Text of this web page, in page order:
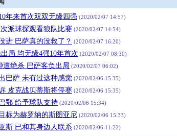
年来首次双双无缘四强 (2020/02/07 14:57)
派球探观看狼队比赛 (2020/02/07 14:54)
进 巴萨真的没救了？ (2020/02/07 16:20)
局 均无缘4强10年首次 (2020/02/07 08:30)
遭绝杀 巴萨客负出局 (2020/02/07 06:02)
巴萨 未有过这种感觉 (2020/02/06 15:35)
皮克战贝蒂斯将停赛 (2020/02/06 15:35)
鄂 给予球队支持 (2020/02/06 15:34)
标为赫罗纳的斯图亚尼 (2020/02/06 15:33)
斯 已和其身边人联系 (2020/02/06 11:22)